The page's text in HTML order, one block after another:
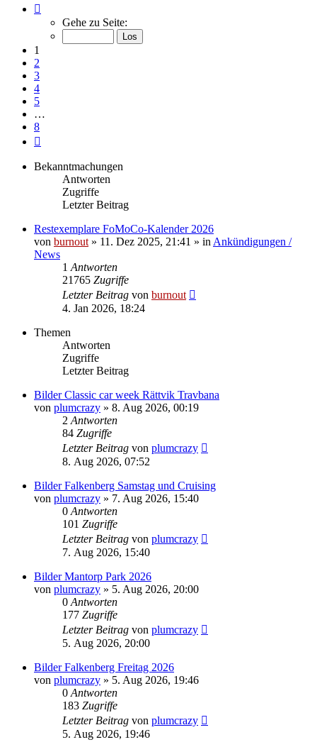
von
Gehe zu Seite:
1
2
3
4
5
…
8
Bekanntmachungen
Antworten
Zugriffe
Letzter Beitrag
Restexemplare FoMoCo-Kalender 2026
von burnout » 11. Dez 2025, 21:41 » in Ankündigungen /
News
1 Antworten
21765 Zugriffe
Letzter Beitrag von burnout
4. Jan 2026, 18:24
Themen
Antworten
Zugriffe
Letzter Beitrag
Bilder Classic car week Rättvik Travbana
von plumcrazy » 8. Aug 2026, 00:19
2 Antworten
84 Zugriffe
Letzter Beitrag von plumcrazy
8. Aug 2026, 07:52
Bilder Falkenberg Samstag und Cruising
von plumcrazy » 7. Aug 2026, 15:40
0 Antworten
101 Zugriffe
Letzter Beitrag von plumcrazy
7. Aug 2026, 15:40
Bilder Mantorp Park 2026
von plumcrazy » 5. Aug 2026, 20:00
0 Antworten
177 Zugriffe
Letzter Beitrag von plumcrazy
5. Aug 2026, 20:00
Bilder Falkenberg Freitag 2026
von plumcrazy » 5. Aug 2026, 19:46
0 Antworten
183 Zugriffe
Letzter Beitrag von plumcrazy
5. Aug 2026, 19:46